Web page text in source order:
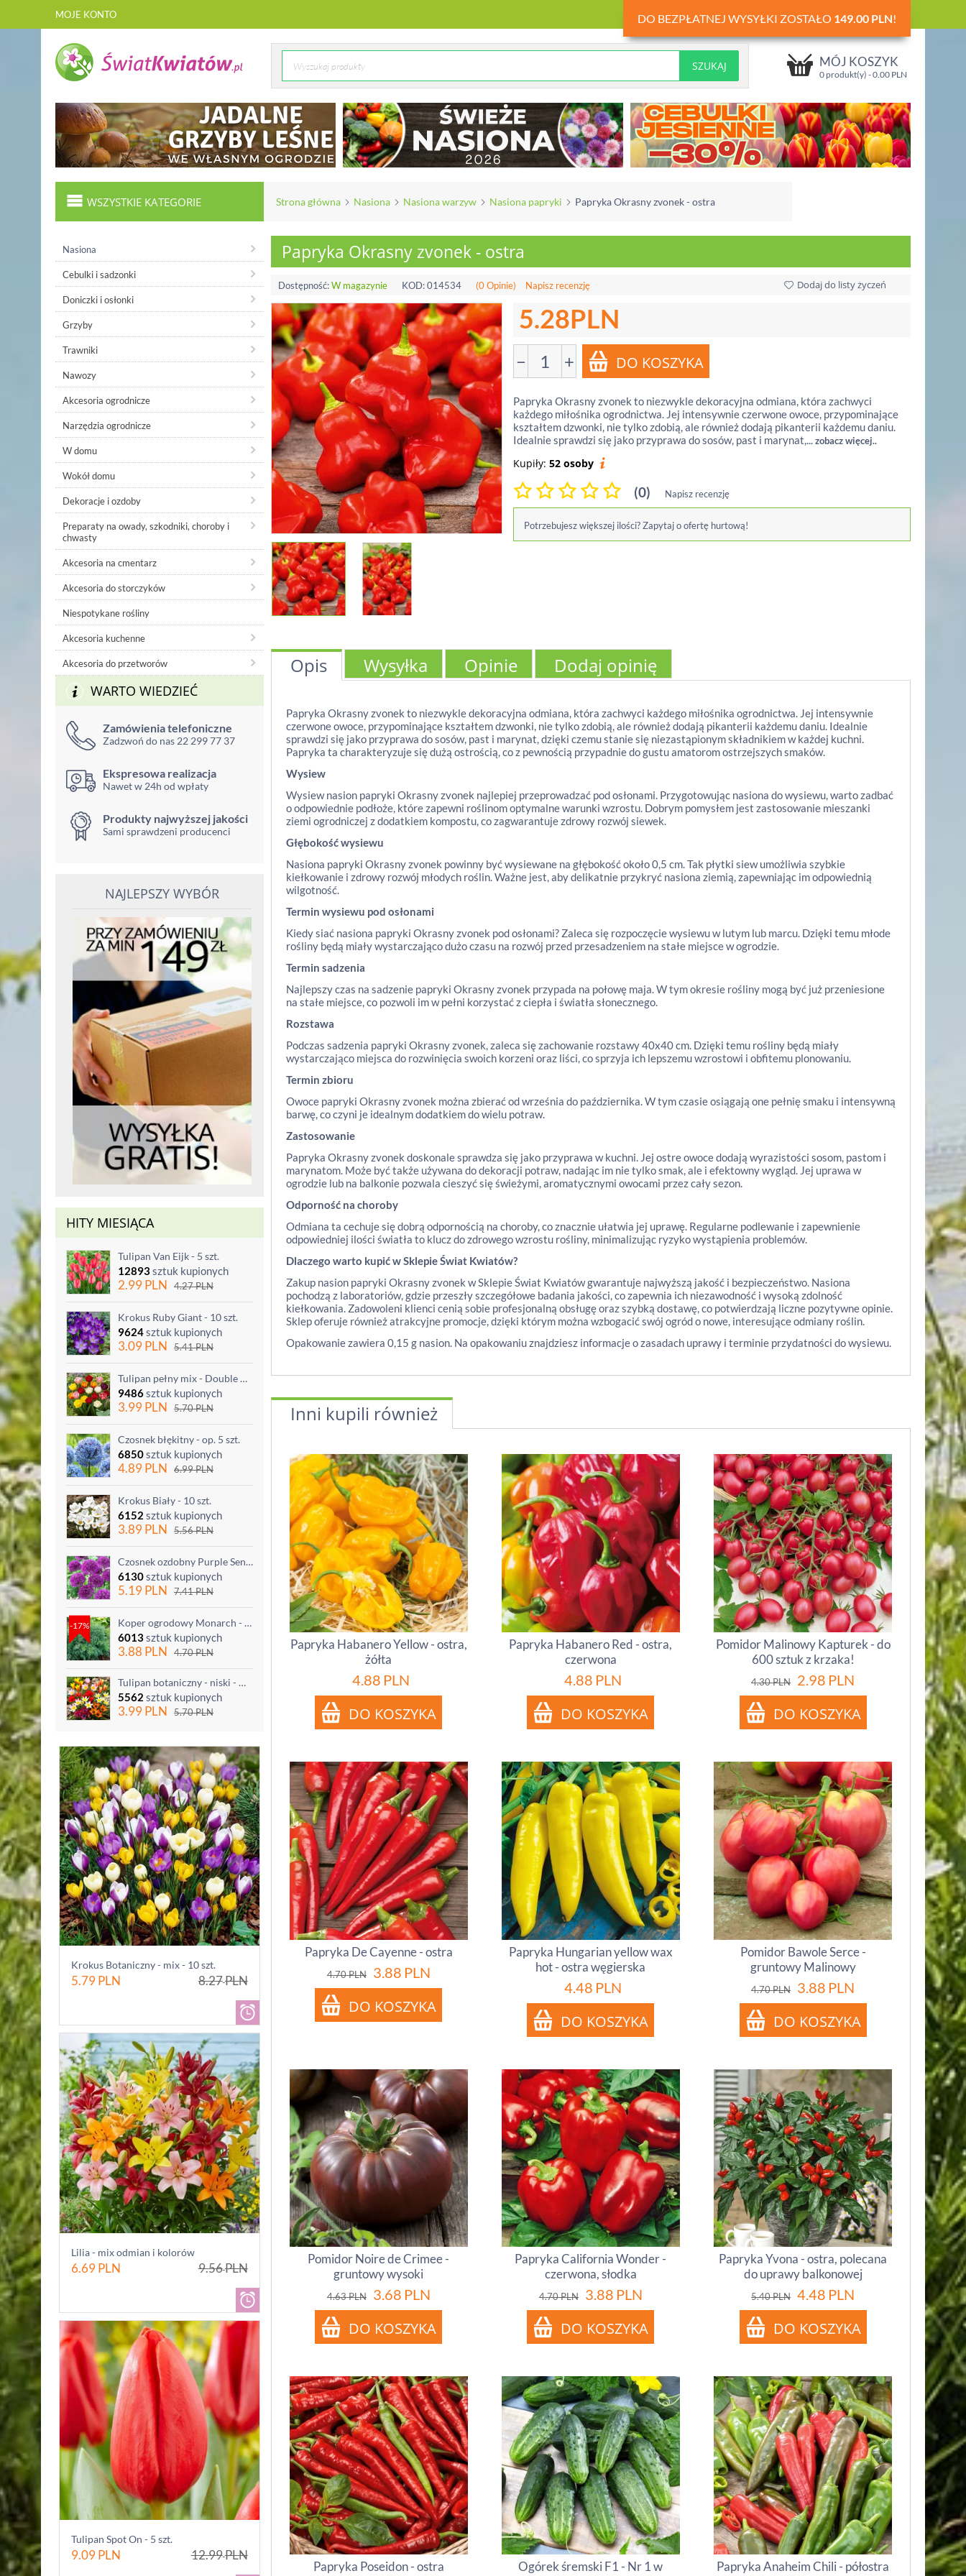
MOJE KONTO DO BEZPŁATNEJ WYSYŁKI ZOSTAŁO 149.00 PLN!
MÓJ KOSZYK
0 produkt(y) -0.00 PLN
WSZYSTKIE KATEGORIE Strona główna Nasiona Nasiona warzyw Nasiona papryki Papryka Okrasny zvonek - ostra
Nasiona
Cebulki i sadzonki
Doniczki i osłonki
Grzyby
Trawniki
Nawozy
Akcesoria ogrodnicze
Narzędzia ogrodnicze
W domu
Wokół domu
Dekoracje i ozdoby
Preparaty na owady, szkodniki, choroby i
chwasty
Akcesoria na cmentarz
Akcesoria do storczyków
Niespotykane rośliny
Akcesoria kuchenne
Akcesoria do przetworów
WARTO WIEDZIEĆ
Zamówienia telefoniczne
Zadzwoń do nas 22 299 77 37
Ekspresowa realizacja
Nawet w 24h od wpłaty
Produkty najwyższej jakości
Sami sprawdzeni producenci
NAJLEPSZY WYBÓR
HITY MIESIĄCA
Tulipan Van Eijk - 5 szt.
12893sztuk kupionych
2.99PLN 4.27PLN
Krokus Ruby Giant - 10 szt.
9624sztuk kupionych
3.09PLN 5.41PLN
Tulipan pełny mix - Double mix - 5 szt.
9486sztuk kupionych
3.99PLN 5.70PLN
Czosnek błękitny - op. 5 szt.
6850sztuk kupionych
4.89PLN 6.99PLN
Krokus Biały - 10 szt.
6152 sztuk kupionych
3.89PLN 5.56PLN
Czosnek ozdobny Purple Sensation - op. 3 szt.
6130sztuk kupionych
5.19PLN 7.41PLN
-17% Koper ogrodowy Monarch - po ścięciu odrasta
6013sztuk kupionych
3.88 PLN 4.70PLN
Tulipan botaniczny - niski - mix kolorów - 5 szt.
5562 sztuk kupionych
3.99PLN 5.70PLN
Krokus Botaniczny - mix - 10 szt.
5.79PLN 8.27PLN
Lilia - mix odmian i kolorów
6.69PLN 9.56PLN
Tulipan Spot On - 5 szt.
9.09PLN 12.99PLN
Papryka Okrasny zvonek - ostra
Dostępność:W magazynie KOD:014534 (0 Opinie) Napisz recenzję Dodaj do listy życzeń
5.28PLN
− +
Papryka Okrasny zvonek to niezwykle dekoracyjna odmiana, która zachwyci
każdego miłośnika ogrodnictwa. Jej intensywnie czerwone owoce, przypominające
kształtem dzwonki, nie tylko zdobią, ale również dodają pikanterii każdemu daniu.
Idealnie sprawdzi się jako przyprawa do sosów, past i marynat,...zobacz więcej..
Kupiły: 52 osoby
(0) Napisz recenzję
Potrzebujesz większej ilości? Zapytaj o ofertę hurtową!
Opis Wysyłka Opinie Dodaj opinię
Papryka Okrasny zvonek to niezwykle dekoracyjna odmiana, która zachwyci każdego miłośnika ogrodnictwa. Jej intensywnie
czerwone owoce, przypominające kształtem dzwonki, nie tylko zdobią, ale również dodają pikanterii każdemu daniu. Idealnie
sprawdzi się jako przyprawa do sosów, past i marynat, dzięki czemu stanie się niezastąpionym składnikiem w każdej kuchni.
Papryka ta charakteryzuje się dużą ostrością, co z pewnością przypadnie do gustu amatorom ostrzejszych smaków.
Wysiew
Wysiew nasion papryki Okrasny zvonek najlepiej przeprowadzać pod osłonami. Przygotowując nasiona do wysiewu, warto zadbać
o odpowiednie podłoże, które zapewni roślinom optymalne warunki wzrostu. Dobrym pomysłem jest zastosowanie mieszanki
ziemi ogrodniczej z dodatkiem kompostu, co zagwarantuje zdrowy rozwój siewek.
Głębokość wysiewu
Nasiona papryki Okrasny zvonek powinny być wysiewane na głębokość około 0,5 cm. Tak płytki siew umożliwia szybkie
kiełkowanie i zdrowy rozwój młodych roślin. Ważne jest, aby delikatnie przykryć nasiona ziemią, zapewniając im odpowiednią
wilgotność.
Termin wysiewu pod osłonami
Kiedy siać nasiona papryki Okrasny zvonek pod osłonami? Zaleca się rozpoczęcie wysiewu w lutym lub marcu. Dzięki temu młode
rośliny będą miały wystarczająco dużo czasu na rozwój przed przesadzeniem na stałe miejsce w ogrodzie.
Termin sadzenia
Najlepszy czas na sadzenie papryki Okrasny zvonek przypada na połowę maja. W tym okresie rośliny mogą być już przeniesione
na stałe miejsce, co pozwoli im w pełni korzystać z ciepła i światła słonecznego.
Rozstawa
Podczas sadzenia papryki Okrasny zvonek, zaleca się zachowanie rozstawy 40x40 cm. Dzięki temu rośliny będą miały
wystarczająco miejsca do rozwinięcia swoich korzeni oraz liści, co sprzyja ich lepszemu wzrostowi i obfitemu plonowaniu.
Termin zbioru
Owoce papryki Okrasny zvonek można zbierać od września do października. W tym czasie osiągają one pełnię smaku i intensywną
barwę, co czyni je idealnym dodatkiem do wielu potraw.
Zastosowanie
Papryka Okrasny zvonek doskonale sprawdza się jako przyprawa w kuchni. Jej ostre owoce dodają wyrazistości sosom, pastom i
marynatom. Może być także używana do dekoracji potraw, nadając im nie tylko smak, ale i efektowny wygląd. Jej uprawa w
ogrodzie lub na balkonie pozwala cieszyć się świeżymi, aromatycznymi owocami przez cały sezon.
Odporność na choroby
Odmiana ta cechuje się dobrą odpornością na choroby, co znacznie ułatwia jej uprawę. Regularne podlewanie i zapewnienie
odpowiedniej ilości światła to klucz do zdrowego wzrostu rośliny, minimalizując ryzyko wystąpienia problemów.
Dlaczego warto kupić w Sklepie Świat Kwiatów?
Zakup nasion papryki Okrasny zvonek w Sklepie Świat Kwiatów gwarantuje najwyższą jakość i bezpieczeństwo. Nasiona
pochodzą z laboratoriów, gdzie przeszły szczegółowe badania jakości, co zapewnia ich niezawodność i wysoką zdolność
kiełkowania. Zadowoleni klienci cenią sobie profesjonalną obsługę oraz szybką dostawę, co potwierdzają liczne pozytywne opinie.
Sklep oferuje również atrakcyjne promocje, dzięki którym można wzbogacić swój ogród o nowe, interesujące odmiany roślin.
Opakowanie zawiera 0,15 g nasion. Na opakowaniu znajdziesz informacje o zasadach uprawy i terminie przydatności do wysiewu.
Inni kupili również
Papryka Habanero Yellow - ostra,
żółta
4.88 PLN
Papryka Habanero Red - ostra,
czerwona
4.88 PLN
Pomidor Malinowy Kapturek - do
600 sztuk z krzaka!
4.30PLN 2.98 PLN
Papryka De Cayenne - ostra
4.70PLN 3.88 PLN
Papryka Hungarian yellow wax
hot - ostra węgierska
4.48 PLN
Pomidor Bawole Serce -
gruntowy Malinowy
4.70PLN 3.88 PLN
Pomidor Noire de Crimee -
gruntowy wysoki
4.63PLN 3.68 PLN
Papryka California Wonder -
czerwona, słodka
4.70PLN 3.88 PLN
Papryka Yvona - ostra, polecana
do uprawy balkonowej
5.40PLN 4.48 PLN
Papryka Poseidon - ostra
Ogórek śremski F1 - Nr 1 w
Papryka Anaheim Chili - półostra